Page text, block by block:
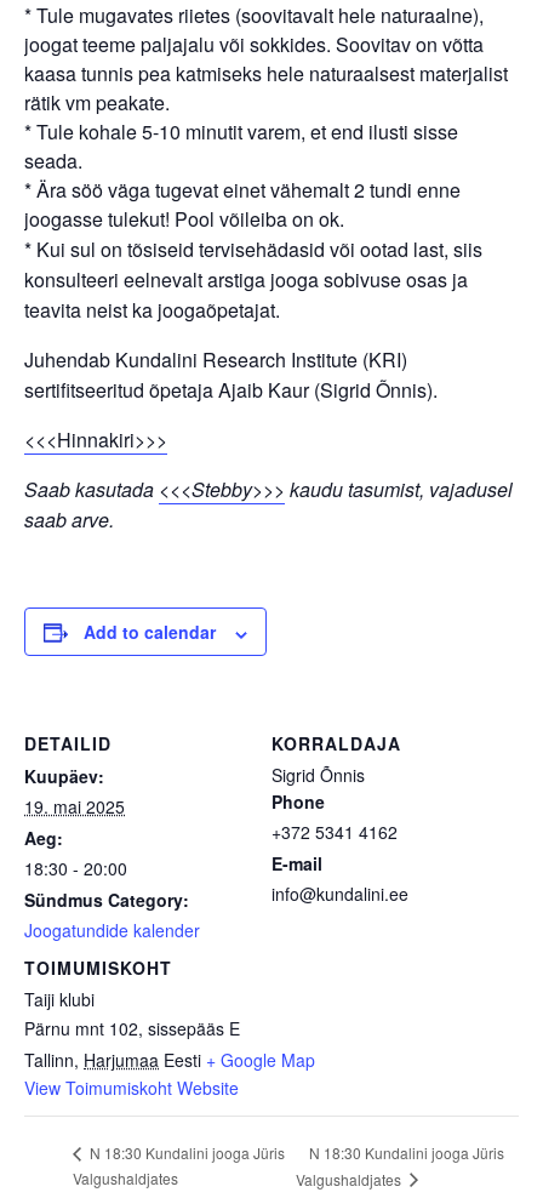
* Tule mugavates riietes (soovitavalt hele naturaalne),
joogat teeme paljajalu või sokkides. Soovitav on võtta
kaasa tunnis pea katmiseks hele naturaalsest materjalist
rätik vm peakate.
* Tule kohale 5-10 minutit varem, et end ilusti sisse
seada.
* Ära söö väga tugevat einet vähemalt 2 tundi enne
joogasse tulekut! Pool võileiba on ok.
* Kui sul on tõsiseid tervisehädasid või ootad last, siis
konsulteeri eelnevalt arstiga jooga sobivuse osas ja
teavita neist ka joogaõpetajat.
Juhendab Kundalini Research Institute (KRI)
sertifitseeritud õpetaja Ajaib Kaur (Sigrid Õnnis).
<<<Hinnakiri>>>
Saab kasutada <<<Stebby>>> kaudu tasumist, vajadusel
saab arve.
Add to calendar
DETAILID
Kuupäev:
19. mai 2025
Aeg:
18:30 - 20:00
Sündmus Category:
Joogatundide kalender
TOIMUMISKOHT
Taiji klubi
Pärnu mnt 102, sissepääs E
Tallinn, Harjumaa Eesti + Google Map
View Toimumiskoht Website
KORRALDAJA
Sigrid Õnnis
Phone
+372 5341 4162
E-mail
info@kundalini.ee
N 18:30 Kundalini jooga Jüris
Valgushaldjates
N 18:30 Kundalini jooga Jüris
Valgushaldjates